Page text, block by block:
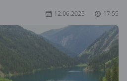
12.06.2025 17:55